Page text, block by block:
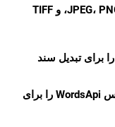
چندین فرمت تصویر از جمله JPEG، PNG، BMP، GIF، و TIFF
را برای تبدیل سند
نمونه کلاس WordsApi را برای